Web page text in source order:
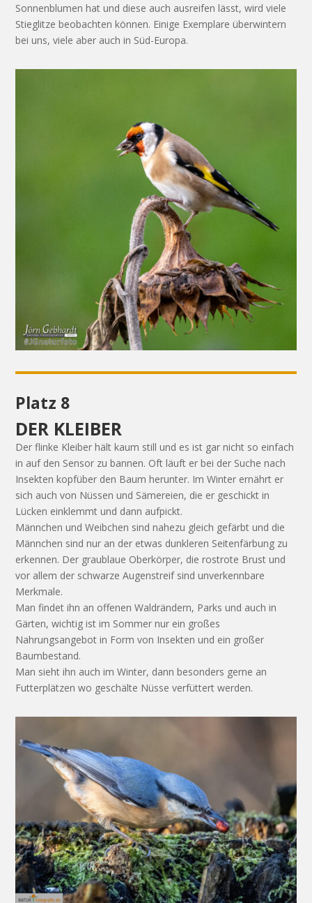
Sonnenblumen hat und diese auch ausreifen lässt, wird viele
Stieglitze beobachten können. Einige Exemplare überwintern
bei uns, viele aber auch in Süd-Europa.
Platz 8
DER KLEIBER
Der flinke Kleiber hält kaum still und es ist gar nicht so einfach
in auf den Sensor zu bannen. Oft läuft er bei der Suche nach
Insekten kopfüber den Baum herunter. Im Winter ernährt er
sich auch von Nüssen und Sämereien, die er geschickt in
Lücken einklemmt und dann aufpickt.
Männchen und Weibchen sind nahezu gleich gefärbt und die
Männchen sind nur an der etwas dunkleren Seitenfärbung zu
erkennen. Der graublaue Oberkörper, die rostrote Brust und
vor allem der schwarze Augenstreif sind unverkennbare
Merkmale.
Man findet ihn an offenen Waldrändern, Parks und auch in
Gärten, wichtig ist im Sommer nur ein großes
Nahrungsangebot in Form von Insekten und ein großer
Baumbestand.
Man sieht ihn auch im Winter, dann besonders gerne an
Futterplätzen wo geschälte Nüsse verfüttert werden.